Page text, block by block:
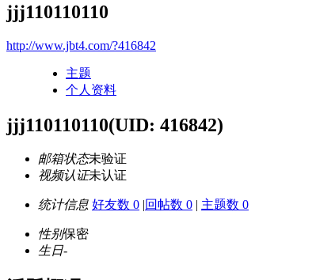
jjj110110110
http://www.jbt4.com/?416842
主题
个人资料
jjj110110110(UID: 416842)
邮箱状态未验证
视频认证未认证
统计信息 好友数 0 |回帖数 0 | 主题数 0
性别保密
生日-